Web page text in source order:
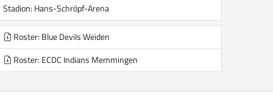
Stadion:Hans-Schröpf-Arena
Roster: Blue Devils Weiden
Roster: ECDC Indians Memmingen